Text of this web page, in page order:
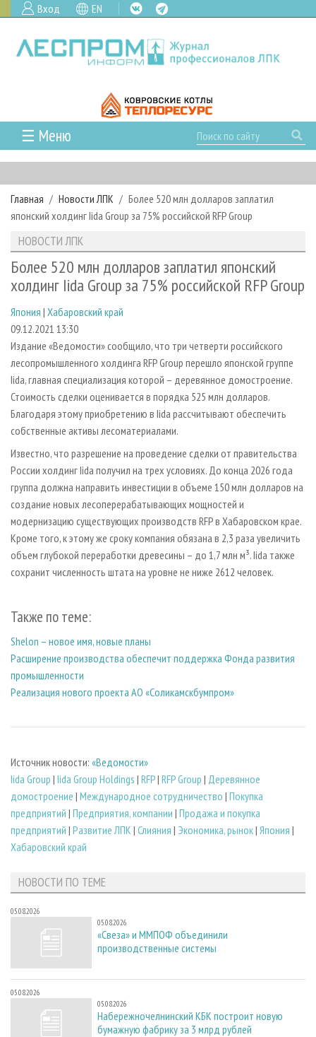
Вход EN
☰ Меню
ГЛАВНАЯ
РУБРИКИ И ТЕМЫ
РУБРИКИ ЖУРНАЛА
ЛЕСОЗАГОТОВКА
ЛЕСОПИЛЕНИЕ
СУШКА ДРЕВЕСИНЫ
ПРОИЗВОДСТВО ДРЕВЕСНЫХ ПЛИТ
ДЕРЕВЯННОЕ ДОМОСТРОЕНИЕ
ПРОИЗВОДСТВО МЕБЕЛИ
БИОЭНЕРГЕТИКА
ИНСТРУМЕНТ И МАТЕРИАЛЫ
НОВОСТИ
НОВОСТИ ЛПК
НОВОСТИ ЖУРНАЛА
ПРОЕКТЫ ЛПИ
АНАЛИТИКА
ПРЕДПРИЯТИЯ ЛПК
ПЕРСОНЫ
МОБИЛЬНЫЕ ВЫСТАВКИ
ОФИЦИАЛЬНЫЕ ДЕЛЕГАЦИИ
ПРИОРИТЕТНЫЕ ИНВЕСТПРОЕКТЫ
RUSSIAN FORESTRY REVIEW
БИБЛИОТЕКА СПЕЦИАЛИСТА
АРХИВ ЖУРНАЛОВ
СТАТЬИ
О ЖУРНАЛЕ
ПОДПИСКА
КОНТАКТЫ
РЕКЛАМОДАТЕЛЯМ
РЕКЛАМА
РЕКЛАМА НА САЙТЕ
Главная Новости ЛПК
Более 520 млн долларов заплатил
японский холдинг Iida Group за 75% российской RFP Group
НОВОСТИ ЛПК
Более 520 млн долларов заплатил японский
холдинг Iida Group за 75% российской RFP Group
Япония | Хабаровский край
09.12.2021 13:30
Издание «Ведомости» сообщило, что три четверти российского
лесопромышленного холдинга RFP Group перешло японской группе
Iida, главная специализация которой – деревянное домостроение.
Стоимость сделки оценивается в порядка 525 млн долларов.
Благодаря этому приобретению в Iida рассчитывают обеспечить
собственные активы лесоматериалами.
Известно, что разрешение на проведение сделки от правительства
России холдинг Iida получил на трех условиях. До конца 2026 года
группа должна направить инвестиции в объеме 150 млн долларов на
создание новых лесоперерабатывающих мощностей и
модернизацию существующих производств RFP в Хабаровском крае.
Кроме того, к этому же сроку компания обязана в 2,3 раза увеличить
объем глубокой переработки древесины – до 1,7 млн м³. Iida также
сохранит численность штата на уровне не ниже 2612 человек.
Также по теме:
Shelon – новое имя, новые планы
Расширение производства обеспечит поддержка Фонда развития
промышленности
Реализация нового проекта АО «Соликамскбумпром»
Источник новости: «Ведомости»
Iida Group | Iida Group Holdings | RFP| RFP Group | Деревянное
домостроение | Международное сотрудничество | Покупка
предприятий | Предприятия, компании | Продажа и покупка
предприятий | Развитие ЛПК | Слияния | Экономика, рынок| Япония |
Хабаровский край
НОВОСТИ ПО ТЕМЕ
05.08.2026
05.08.2026
«Свеза» и ММПОФ объединили
производственные системы
05.08.2026
05.08.2026
Набережночелнинский КБК построит новую
бумажную фабрику за 3 млрд рублей